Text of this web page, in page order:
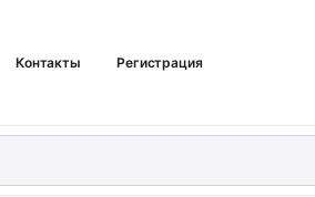
Контакты Регистрация